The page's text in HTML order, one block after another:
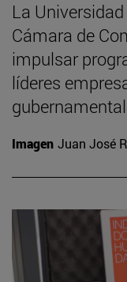
La
Cámara de
impulsar
líderes
Imagen Juan José